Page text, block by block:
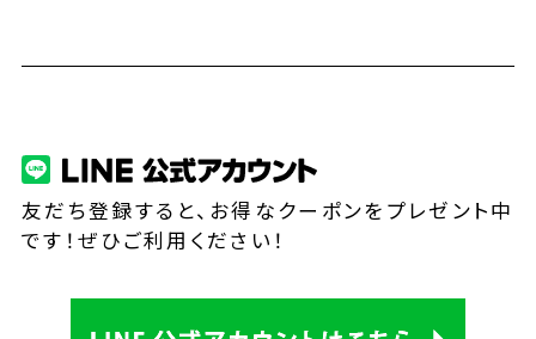
友だち登録すると、お得なクーポンをプレゼント中
です！ぜひご利用ください！